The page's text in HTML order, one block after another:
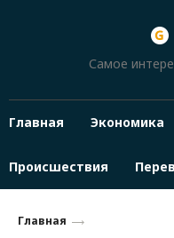
Самое
Главная Экономика
Происшествия
Главная